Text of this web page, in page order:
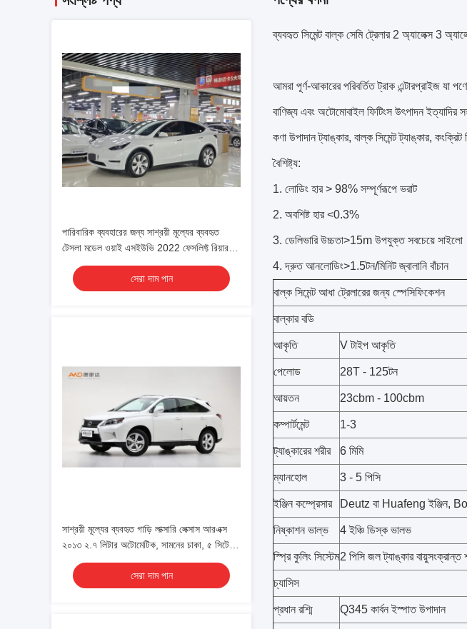
পারিবারিক ব্যবহারের জন্য সাশ্রয়ী মূল্যের ব্যবহৃত
টেসলা মডেল ওয়াই এসইউভি 2022 ফেসলিফ্ট রিয়ার-
হুইল ড্রাইভ সংস্করণ
সেরা দাম পান
সাশ্রয়ী মূল্যের ব্যবহৃত গাড়ি লাক্সারি লেক্সাস আরএক্স
২০১৩ ২.৭ লিটার অটোমেটিক, সামনের চাকা, ৫ সিটের,
পরিবারের ব্যবহারের জন্য
সেরা দাম পান
ব্যবহৃত সিমেন্ট বাল্ক সেমি ট্রেলার 2 অ্যালেক্স 3
আমরা পূর্ণ-আকারের পরিবর্তিত ট্রাক এন্টারপ্রাইজ
বাণিজ্য এবং অটোমোবাইল ফিটিংস উৎপাদন ইত্যাদির
কণা উপাদান ট্যাঙ্কার, বাল্ক সিমেন্ট ট্যাঙ্কার,
বৈশিষ্ট্য:
1. লোডিং হার > 98% সম্পূর্ণরূপে ভরাট
2. অবশিষ্ট হার <0.3%
3. ডেলিভারি উচ্চতা>15m উপযুক্ত সবচেয়ে সাইলো
4. দ্রুত আনলোডিং>1.5টন/মিনিট জ্বালানি বাঁচান
বাল্ক সিমেন্ট আধা ট্রেলারের জন্য স্পেসিফিকেশন
বাল্কার বডি
আকৃতি V টাইপ আকৃতি
পেলোড 28T - 125টন
আয়তন 23cbm - 100cbm
কম্পার্টমেন্ট 1-3
ট্যাঙ্কারের শরীর 6 মিমি
ম্যানহোল 3 - 5 পিসি
ইঞ্জিন কম্প্রেসার Deutz বা Huafeng ইঞ্জিন,
নিষ্কাশন ভাল্ভ 4 ইঞ্চি ডিস্ক ভালভ
স্প্রি কুলিং সিস্টেম2 পিসি জল ট্যাঙ্কার বায়ুসংক্রান্ত
চ্যাসিস
প্রধান রশ্মি Q345 কার্বন ইস্পাত উপাদান